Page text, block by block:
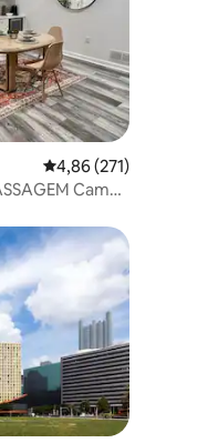
4,86 de uma avaliação
4,86 (271)
Cama